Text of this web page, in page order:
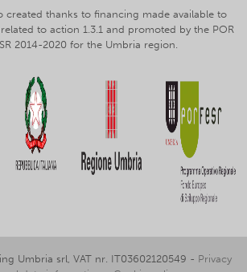
created thanks to financing made available to
to action 1.3.1 and promoted by the POR
2014-2020 for the Umbria region.
Umbria srl, VAT nr. IT03602120549 - Privacy